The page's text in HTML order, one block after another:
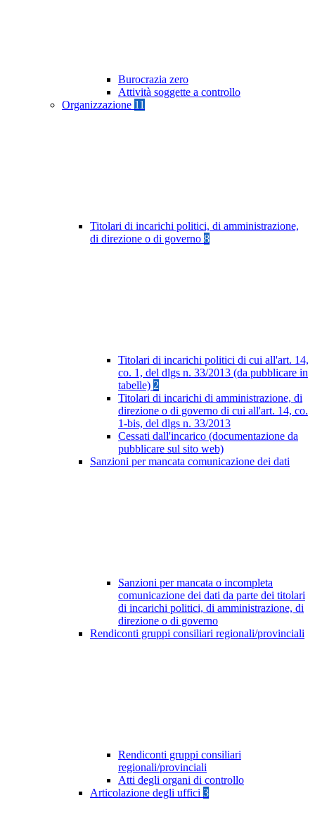
Burocrazia zero
Attività soggette a controllo
Organizzazione 11
Titolari di incarichi politici, di amministrazione,
di direzione o di governo 8
Titolari di incarichi politici di cui all'art. 14,
co. 1, del dlgs n. 33/2013 (da pubblicare in
tabelle) 2
Titolari di incarichi di amministrazione, di
direzione o di governo di cui all'art. 14, co.
1-bis, del dlgs n. 33/2013
Cessati dall'incarico (documentazione da
pubblicare sul sito web)
Sanzioni per mancata comunicazione dei dati
Sanzioni per mancata o incompleta
comunicazione dei dati da parte dei titolari
di incarichi politici, di amministrazione, di
direzione o di governo
Rendiconti gruppi consiliari regionali/provinciali
Rendiconti gruppi consiliari
regionali/provinciali
Atti degli organi di controllo
Articolazione degli uffici 3